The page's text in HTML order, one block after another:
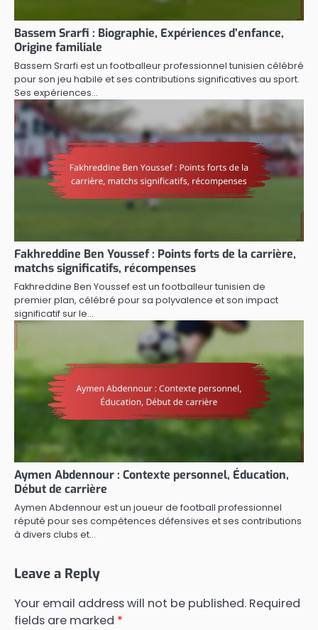
Bassem Srarfi : Biographie, Expériences d’enfance,
Origine familiale
Bassem Srarfi est un footballeur professionnel tunisien célébré
pour son jeu habile et ses contributions significatives au sport.
Ses expériences…
Fakhreddine Ben Youssef : Points forts de la carrière,
matchs significatifs, récompenses
Fakhreddine Ben Youssef est un footballeur tunisien de
premier plan, célébré pour sa polyvalence et son impact
significatif sur le…
Aymen Abdennour : Contexte personnel, Éducation,
Début de carrière
Aymen Abdennour est un joueur de football professionnel
réputé pour ses compétences défensives et ses contributions
à divers clubs et…
Leave a Reply
Your email address will not be published. Required
fields are marked *